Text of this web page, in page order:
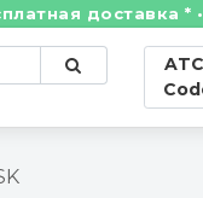
доставка *